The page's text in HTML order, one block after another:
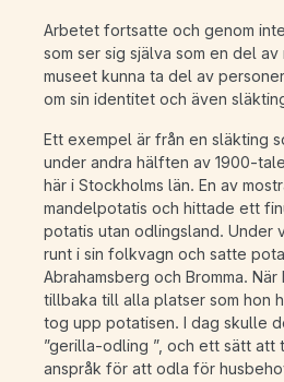
Arbetet fortsatte och genom
som ser sig själva som en del
museet kunna ta del av
om sin identitet och även
Ett exempel är från en släkting
under andra hälften av 1900-
här i Stockholms län. En av
mandelpotatis och hittade ett
potatis utan odlingsland. Under
runt i sin folkvagn och satte
Abrahamsberg och Bromma.
tillbaka till alla platser som hon
tog upp potatisen. I dag skulle
”gerilla-odling ”, och ett sätt att
anspråk för att odla för